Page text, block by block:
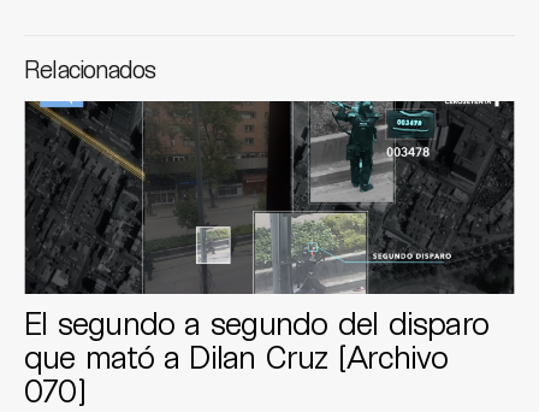
Relacionados
El segundo a segundo del disparo
que mató a Dilan Cruz [Archivo
070]